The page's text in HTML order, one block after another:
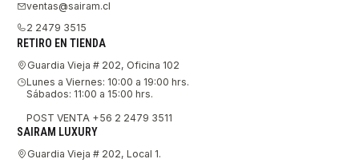
ventas@sairam.cl
2 2479 3515
RETIRO EN TIENDA
Guardia Vieja # 202, Oficina 102
Lunes a Viernes: 10:00 a 19:00 hrs.
Sábados: 11:00 a 15:00 hrs.
POST VENTA +56 2 2479 3511
SAIRAM LUXURY
Guardia Vieja # 202, Local 1.